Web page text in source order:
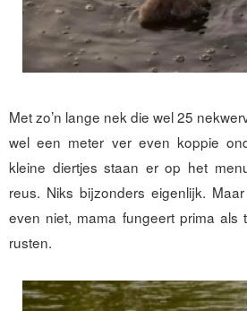
Met zo’n lange nek die wel 25
wel een meter ver even koppie
kleine diertjes staan er op het
reus. Niks bijzonders eigenlijk.
even niet, mama fungeert prima als
rusten.